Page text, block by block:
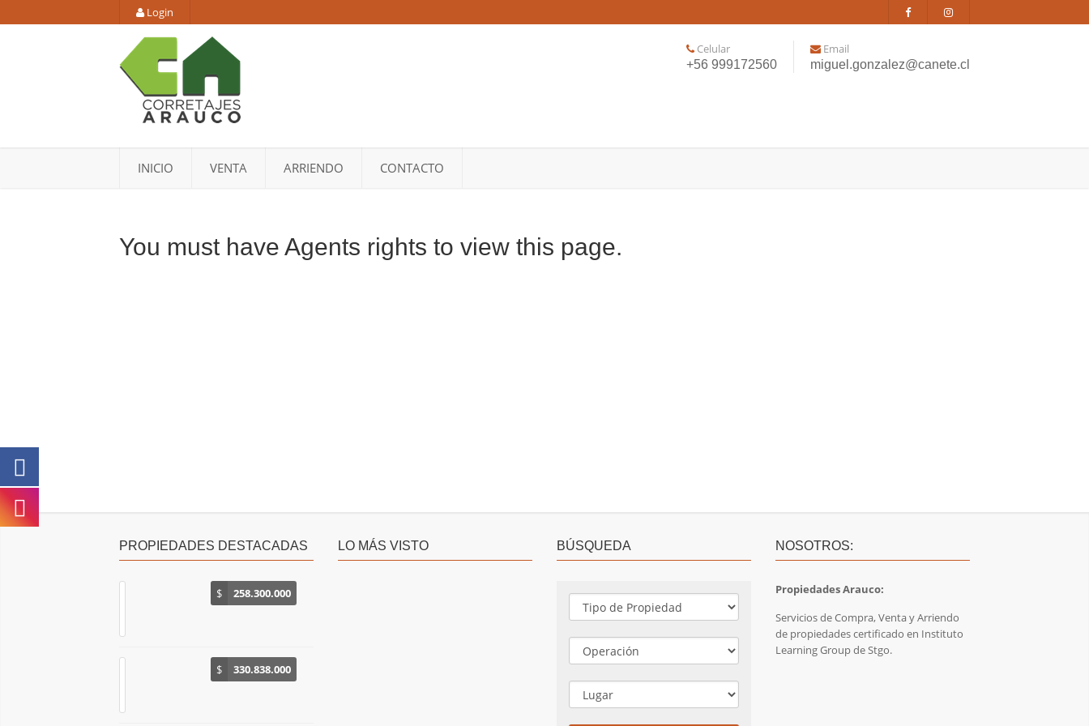
Login
Celular
+56 999172560
Email
miguel.gonzalez@canete.cl
INICIO VENTA ARRIENDO CONTACTO
You must have Agents rights to view this page.
PROPIEDADES DESTACADAS
$ 258.300.000
$ 330.838.000
LO MÁS VISTO BÚSQUEDA NOSOTROS:
Propiedades Arauco:
Servicios de Compra, Venta y Arriendo
de propiedades certificado en Instituto
Learning Group de Stgo.